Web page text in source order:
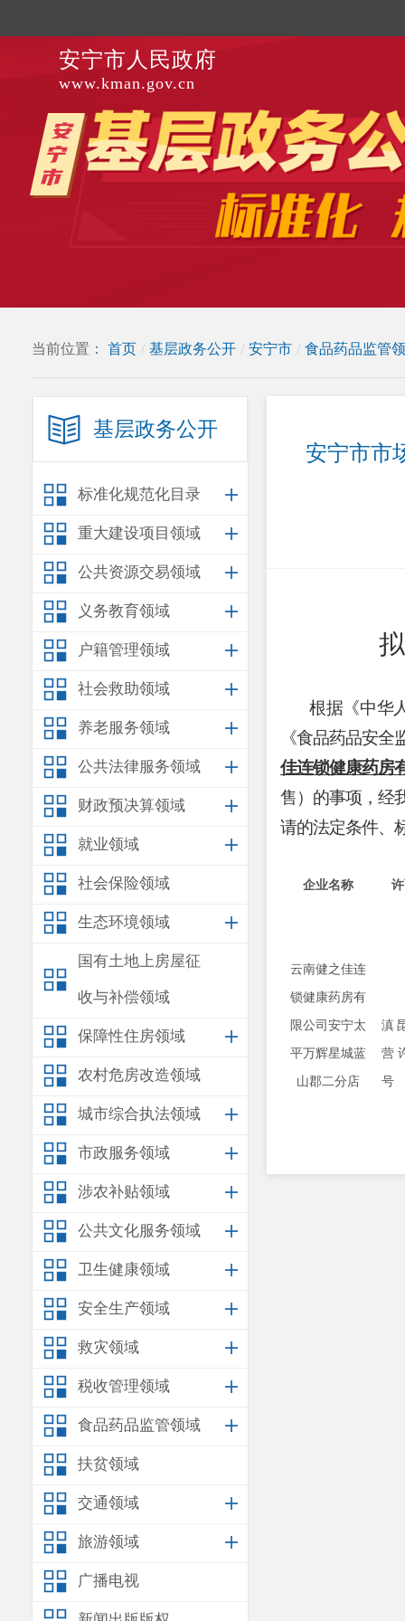
安宁市人民政府
www.kman.gov.cn
当前位置： 首页 / 基层政务公开 / 安宁市 / 食品药品监管
基层政务公开
标准化规范化目录
重大建设项目领域
公共资源交易领域
义务教育领域
户籍管理领域
社会救助领域
养老服务领域
公共法律服务领域
财政预决算领域
就业领域
社会保险领域
生态环境领域
国有土地上房屋征
收与补偿领域
保障性住房领域
农村危房改造领域
城市综合执法领域
市政服务领域
涉农补贴领域
公共文化服务领域
卫生健康领域
安全生产领域
救灾领域
税收管理领域
食品药品监管领域
扶贫领域
交通领域
旅游领域
广播电视
安宁市市
拟
根据《中华
《食品药品安
佳连锁健康药房
售） 的事项，经
请的法定条件、
企业名称
云南健之佳连
锁健康药房有
限公司安宁太
平万辉星城蓝
山郡二分店
滇
营
号